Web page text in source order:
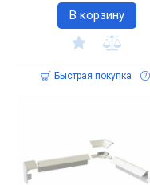
В корзину
Быстрая покупка